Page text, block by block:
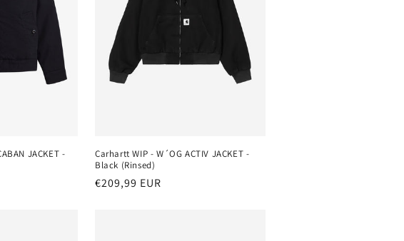
JACKET -
Carhartt WIP - W´OG ACTIV JACKET -
Black (Rinsed)
Normaler
€209,99 EUR